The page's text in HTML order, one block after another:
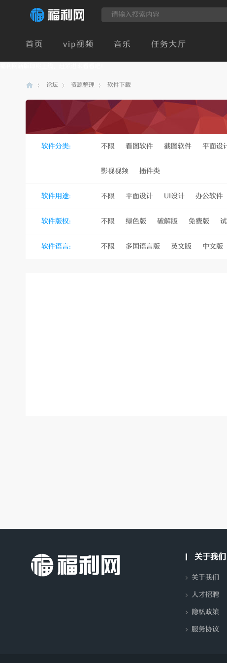
首页 vip视频 音乐 任务大厅
论坛
›
资源整理 软件下载
软件分类: 不限 看图软件 截图软件 平面设
影视视频 插件类
软件用途: 不限 平面设计 UI设计 办公软件
软件版权: 不限 绿色版 破解版 免费版
软件语言: 不限 多国语言版 英文版 中文版
关于我们
关于我们
人才招聘
隐私政策
服务协议